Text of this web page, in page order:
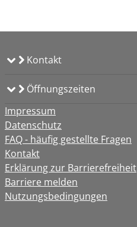
Kontakt
Öffnungszeiten
Impressum
Datenschutz
FAQ - häufig gestellte Fragen
Kontakt
Erklärung zur Barrierefreiheit
Barriere melden
Nutzungsbedingungen